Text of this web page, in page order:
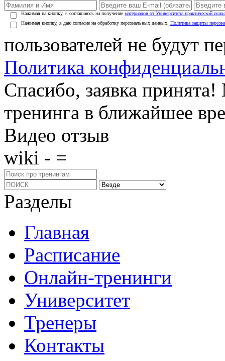
Нажимая на кнопку, я соглашаюсь на получение материалов от Университета практической
Нажимая кнопку, я даю согласие на обработку персональных данных. Политика защиты
пользователей не будут
Политика
Спасибо, заявка
тренинга в ближайшее
Видео отзыв
wiki - =
Разделы
Главная
Расписание
Онлайн-тренинги
Университет
Тренеры
Контакты